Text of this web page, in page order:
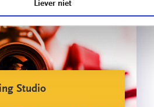
Liever niet
Studio